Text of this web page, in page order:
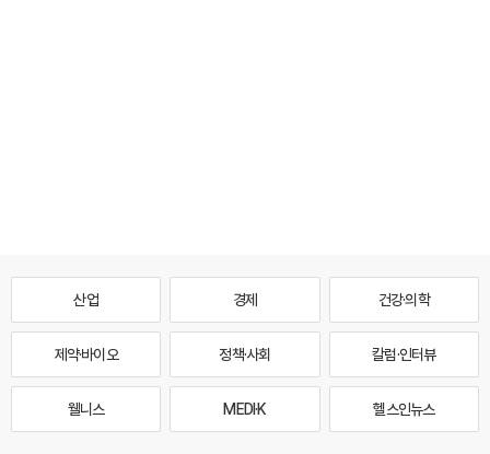
산업 경제 건강·의학
제약·바이오 정책·사회 칼럼·인터뷰
웰니스 MEDI·K 헬스인뉴스